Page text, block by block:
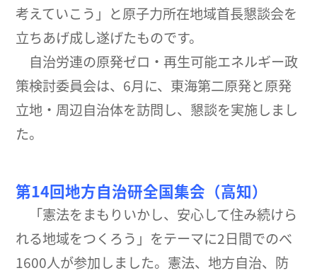
考えていこう」と原子力所在地域首長懇談会を
立ちあげ成し遂げたものです。
自治労連の原発ゼロ・再生可能エネルギー政
策検討委員会は、6月に、東海第二原発と原発
立地・周辺自治体を訪問し、懇談を実施しまし
た。
第14回地方自治研全国集会（高知）
「憲法をまもりいかし、安心して住み続けら
れる地域をつくろう」をテーマに2日間でのべ
1600人が参加しました。憲法、地方自治、防